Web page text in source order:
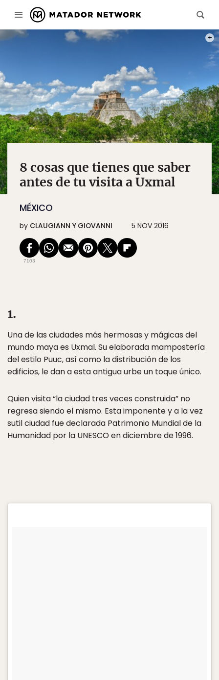
8 cosas que tienes que saber
antes de tu visita a Uxmal
MÉXICO
by CLAUGIANN Y GIOVANNI 5 NOV 2016
7103
1.
Una de las ciudades más hermosas y mágicas del
mundo maya es Uxmal. Su elaborada mampostería
del estilo Puuc, así como la distribución de los
edificios, le dan a esta antigua urbe un toque único.
Quien visita “la ciudad tres veces construida” no
regresa siendo el mismo. Esta imponente y a la vez
sutil ciudad fue declarada Patrimonio Mundial de la
Humanidad por la UNESCO en diciembre de 1996.